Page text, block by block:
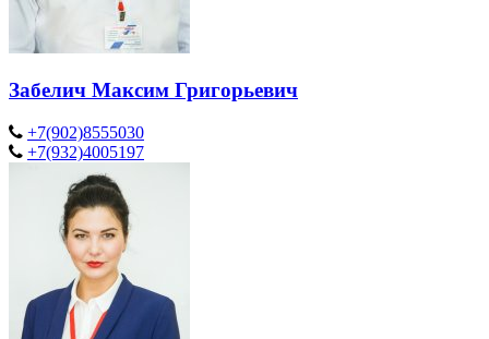
Забелич Максим Григорьевич
+7(902)8555030
+7(932)4005197